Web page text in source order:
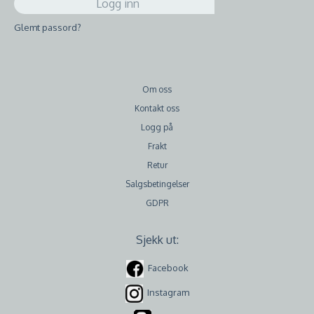
Glemt passord?
Om oss
Kontakt oss
Logg på
Frakt
Retur
Salgsbetingelser
GDPR
Sjekk ut:
Facebook
Instagram